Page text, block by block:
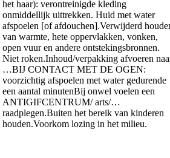
het haar): verontreinigde kleding
onmiddellijk uittrekken. Huid met water
afspoelen [of afdouchen].Verwijderd
van warmte, hete oppervlakken, vonken,
open vuur en andere ontstekingsbronnen.
Niet roken.Inhoud/verpakking afvoeren
…BIJ CONTACT MET DE OGEN:
voorzichtig afspoelen met water gedurende
een aantal minutenBij onwel voelen een
ANTIGIFCENTRUM/ arts/…
raadplegen.Buiten het bereik van kinderen
houden.Voorkom lozing in het milieu.